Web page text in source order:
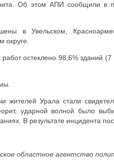
Об этом АПИ сообщили в
в Увельском,
округе.
остеклено 98,6% зданий
Урала стали
ударной волной было
В результате инцидента
областное агентство